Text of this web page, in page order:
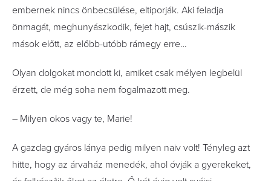
embernek nincs önbecsülése, eltiporják. Aki feladja
önmagát, meghunyászkodik, fejet hajt, csúszik-mászik
mások előtt, az előbb-utóbb rámegy erre…
Olyan dolgokat mondott ki, amiket csak mélyen legbelül
érzett, de még soha nem fogalmazott meg.
– Milyen okos vagy te, Marie!
A gazdag gyáros lánya pedig milyen naiv volt! Tényleg azt
hitte, hogy az árvaház menedék, ahol óvják a gyerekeket,